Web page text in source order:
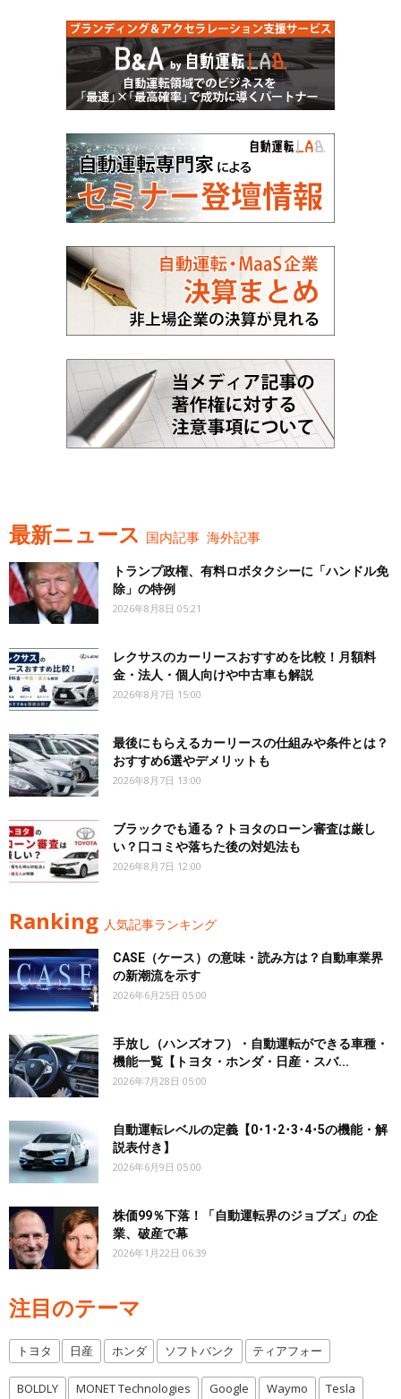
最新ニュース 国内記事 海外記事
トランプ政権、有料ロボタクシーに「ハンドル免
除」の特例
2026年8月8日 05:21
レクサスのカーリースおすすめを比較！月額料
金・法人・個人向けや中古車も解説
2026年8月7日 15:00
最後にもらえるカーリースの仕組みや条件とは？
おすすめ6選やデメリットも
2026年8月7日 13:00
ブラックでも通る？トヨタのローン審査は厳し
い？口コミや落ちた後の対処法も
2026年8月7日 12:00
Ranking 人気記事ランキング
CASE（ケース）の意味・読み方は？自動車業界
の新潮流を示す
2026年6月25日 05:00
手放し（ハンズオフ）・自動運転ができる車種・
機能一覧【トヨタ・ホンダ・日産・スバ...
2026年7月28日 05:00
自動運転レベルの定義【0･1･2･3･4･5の機能・解
説表付き】
2026年6月9日 05:00
株価99％下落！「自動運転界のジョブズ」の企
業、破産で幕
2026年1月22日 06:39
注目のテーマ
トヨタ 日産 ホンダ ソフトバンク ティアフォー
BOLDLY MONET Technologies Google Waymo Tesla